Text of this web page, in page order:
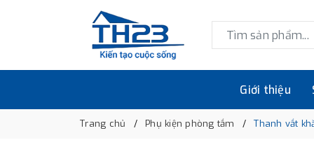
Giới thiệu
Trang chủ Phụ kiện phòng tắm Thanh vắt